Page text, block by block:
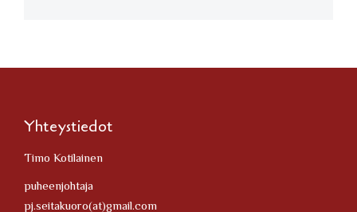
Yhteystiedot
Timo Kotilainen
puheenjohtaja
pj.seitakuoro(at)gmail.com